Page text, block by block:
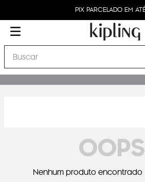
PIX PARCELADO EM
Buscar
Nenhum produto encontrado